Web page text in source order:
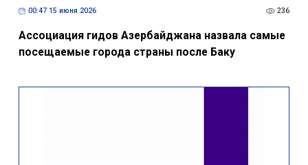
00:47 15 июня 2026 236
Ассоциация гидов Азербайджана назвала самые
посещаемые города страны после Баку